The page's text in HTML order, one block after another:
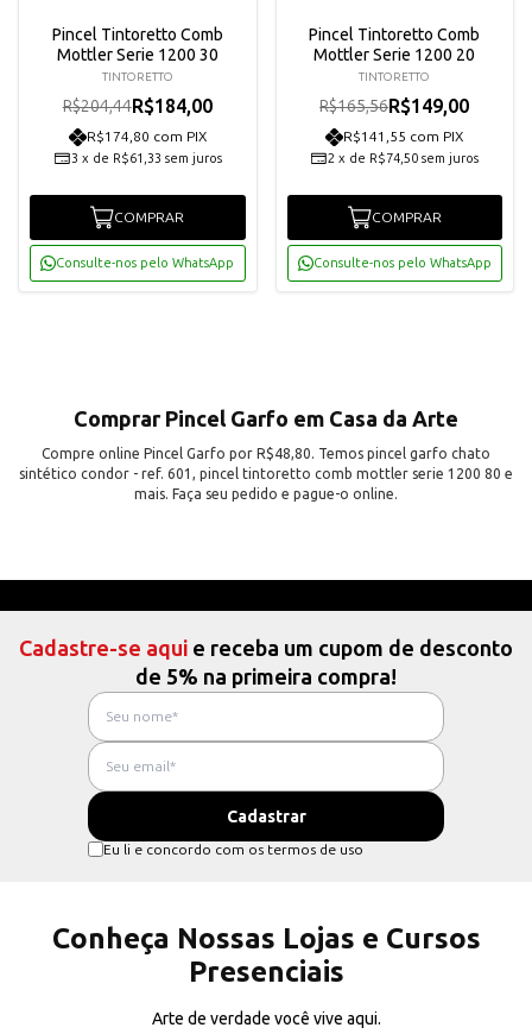
Pincel Tintoretto Comb
Mottler Serie 1200 30
TINTORETTO
R$204,44R$184,00
R$174,80 com PIX
3 x de R$61,33 sem juros
COMPRAR
Consulte-nos pelo WhatsApp
Pincel Tintoretto Comb
Mottler Serie 1200 20
TINTORETTO
R$165,56R$149,00
R$141,55 com PIX
2 x de R$74,50 sem juros
COMPRAR
Consulte-nos pelo WhatsApp
Comprar Pincel Garfo em Casa da Arte
Compre online Pincel Garfo por R$48,80. Temos pincel garfo chato
sintético condor - ref. 601, pincel tintoretto comb mottler serie 1200 80 e
mais. Faça seu pedido e pague-o online.
Cadastre-se aqui e receba um cupom de desconto
de 5% na primeira compra!
Eu li e concordo com os termos de uso
Conheça Nossas Lojas e Cursos
Presenciais
Arte de verdade você vive aqui.